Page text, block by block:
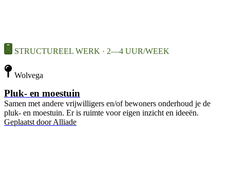
STRUCTUREEL WERK · 2—4 UUR/WEEK
Wolvega
Pluk- en moestuin
Samen met andere vrijwilligers en/of bewoners onderhoud je de
pluk- en moestuin. Er is ruimte voor eigen inzicht en ideeën.
Geplaatst door Alliade